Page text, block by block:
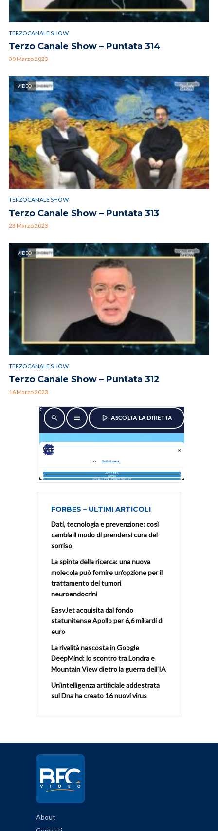
TERZOCANALE SHOW
Terzo Canale Show – Puntata 314
30 Marzo 2023
VIDEO
TERZOCANALE SHOW
Terzo Canale Show – Puntata 313
23 Marzo 2023
VIDEO
TERZOCANALE SHOW
Terzo Canale Show – Puntata 312
16 Marzo 2023
FORBES – ULTIMI ARTICOLI
Dati, tecnologia e prevenzione: così
cambia il modo di prendersi cura del
sorriso
La spinta della ricerca: una nuova
molecola può fornire un’opzione per il
trattamento dei tumori
neuroendocrini
EasyJet acquisita dal fondo
statunitense Apollo per 6,6 miliardi di
euro
La rivalità nascosta in Google
DeepMind: lo scontro tra Londra e
Mountain View dietro la guerra dell’IA
Un’intelligenza artificiale addestrata
sul Dna ha creato 16 nuovi virus
About